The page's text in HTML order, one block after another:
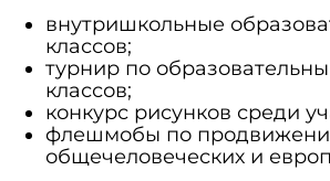
внутришкольные
классов;
турнир по
классов;
конкурс рисунков среди
флешмобы по
общечеловеческих и